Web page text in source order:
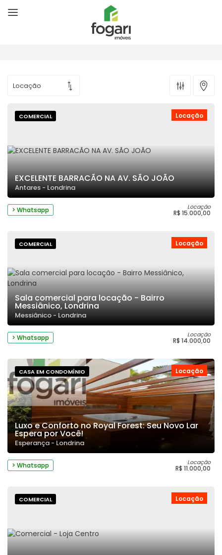
Locação
COMERCIAL
EXCELENTE BARRACÃO NA AV. SÃO JOÃO
Antares - Londrina
> Whatsapp Locação
R$ 15.000,00
Locação
COMERCIAL
Sala comercial para locação - Bairro
Messiânico, Londrina
Messiânico - Londrina
> Whatsapp Locação
R$ 14.000,00
Locação
CASA EM CONDOMÍNIO
Luxo e Conforto no Royal Forest: Seu Novo Lar
Espera por Você!
Esperança - Londrina
> Whatsapp Locação
R$ 11.000,00
Locação
COMERCIAL